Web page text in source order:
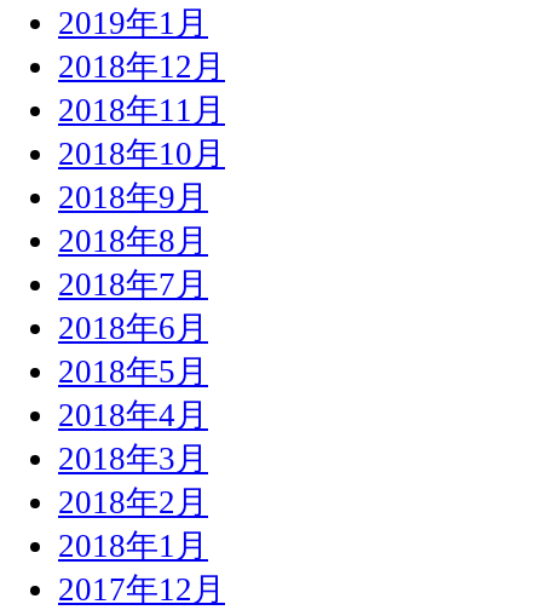
2019年1月
2018年12月
2018年11月
2018年10月
2018年9月
2018年8月
2018年7月
2018年6月
2018年5月
2018年4月
2018年3月
2018年2月
2018年1月
2017年12月